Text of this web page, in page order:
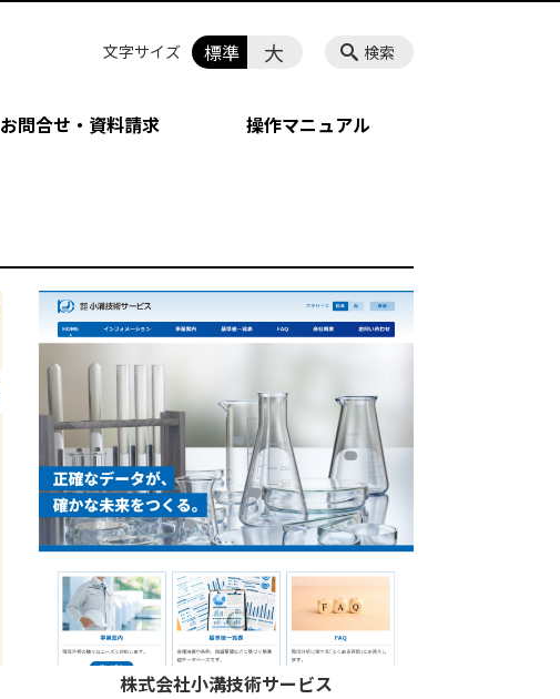
お問合せ・資料請求 操作マニュアル
検索
文字サイズ 標準 大
株式会社小溝技術サービス